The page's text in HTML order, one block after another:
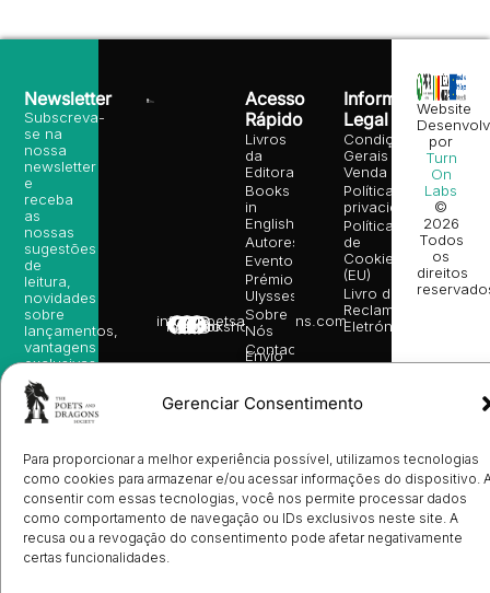
Gerenciar Consentimento
Para proporcionar a melhor experiência possível, utilizamos tecnologias
como cookies para armazenar e/ou acessar informações do dispositivo.
consentir com essas tecnologias, você nos permite processar dados
como comportamento de navegação ou IDs exclusivos neste site. A
recusa ou a revogação do consentimento pode afetar negativamente
certas funcionalidades.
info@poetsandragons.com
Infantil
Adulto
Bookshop
Acesso
Rápido
Livros
da
Editora
Books
in
English
Autores
Eventos
Prémio
Ulysses
Sobre
Nós
Contactos
Envio
Candidatura
Registo
e
Entrada
de
Livrarias
Informação
Legal
Condições
Gerais de
Venda
Política de
privacidade
Política
de
Cookies
(EU)
Livro de
Reclamações
Eletrónico
Newsletter
Subscreva-
se na
nossa
newsletter
e
receba
as
nossas
sugestões
de
leitura,
novidades
sobre
lançamentos,
vantagens
exclusivas
e
avisos
diretamente
no seu
Subscrever
Website
por
Turn
On
Labs
©
2026
Todos
os
direitos